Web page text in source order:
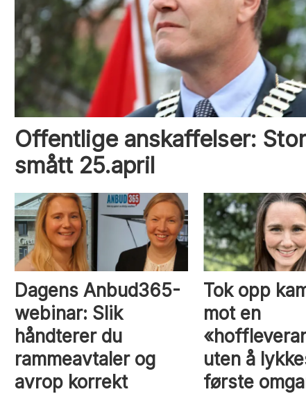
Offentlige anskaffelser:
smått 25.april
Dagens Anbud365-
webinar: Slik
håndterer du
rammeavtaler og
avrop korrekt
Tok opp
mot en
uten å
første